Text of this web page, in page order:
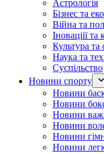
Астрологія
Бізнес та
Війна та
Іноваціії
Культура та
Наука та
Суспільство
Новини спорту
Новини
Новини
Новини
Новини
Новини
Новини